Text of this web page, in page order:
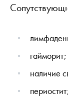
гайморит;
наличие
периостит;